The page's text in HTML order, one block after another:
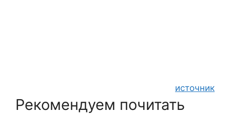
источник
Рекомендуем почитать